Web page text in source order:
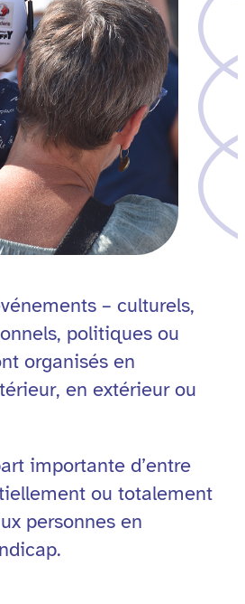
– culturels,
politiques ou
organisés en
en extérieur ou
importante d’entre
ou totalement
personnes en